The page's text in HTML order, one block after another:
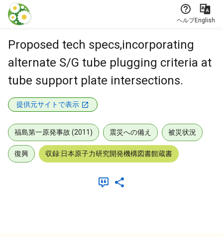
本文に飛ぶ
ヘルプEnglish
Proposed tech specs,incorporating
alternate S/G tube plugging criteria at
tube support plate intersections.
提供元サイトで表示
福島第一原発事故 (2011) 震災への備え 被災状況
復興 収録:日本原子力研究開発機構図書館蔵書